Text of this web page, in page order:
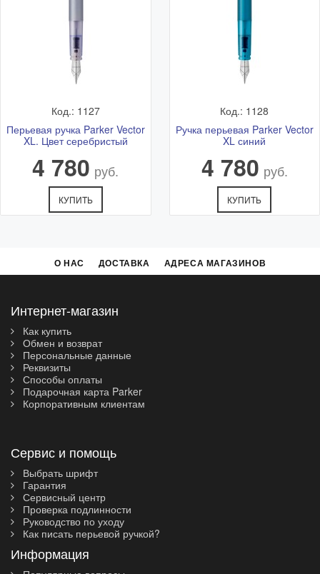
Код.: 1127
Перьевая ручка Parker Vector
XL. Цвет серебристый
4 780 руб.
КУПИТЬ
Код.: 1128
Ручка перьевая Parker Vector
XL синий
4 780 руб.
КУПИТЬ
О НАС ДОСТАВКА АДРЕСА МАГАЗИНОВ
Интернет-магазин
Как купить
Обмен и возврат
Персональные данные
Реквизиты
Способы оплаты
Подарочная карта Parker
Корпоративным клиентам
Сервис и помощь
Выбрать шрифт
Гарантия
Сервисный центр
Проверка подлинности
Руководство по уходу
Как писать перьевой ручкой?
Информация